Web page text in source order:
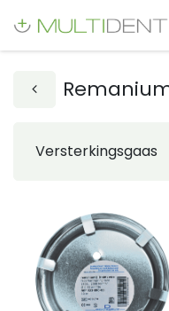
Versterkingsgaas